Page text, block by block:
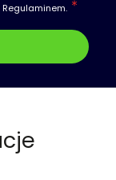
Regulaminem.